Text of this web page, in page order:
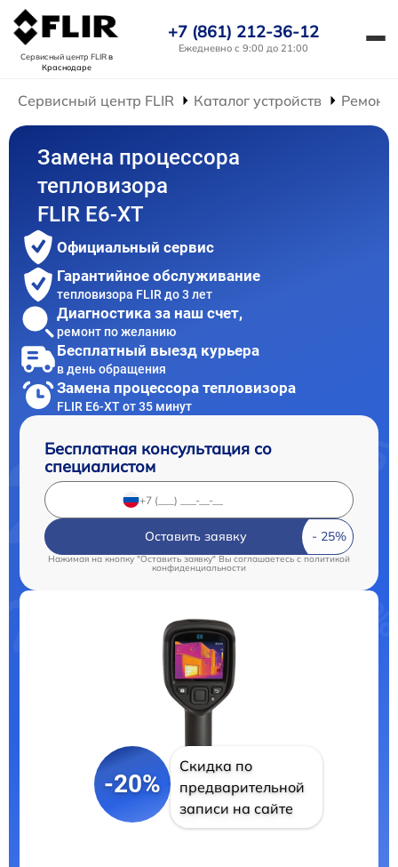
Сервисный центр FLIRв
Краснодаре
+7 (861) 212-36-12
Ежедневно с 9:00 до 21:00
Сервисный центр FLIR Каталог устройств Ремонт
Замена процессора
тепловизора
FLIR E6-XT
Официальный сервис
Гарантийное обслуживание
тепловизора FLIR до 3 лет
Диагностика за наш счет,
ремонт по желанию
Бесплатный выезд курьера
в день обращения
Замена процессора тепловизора
FLIR E6-XT от 35 минут
Бесплатная консультация со
специалистом
Оставить заявку
Нажимая на кнопку "Оставить заявку" Вы соглашаетесь c политикой
конфиденциальности
-20%
Скидка по
предварительной
записи на сайте